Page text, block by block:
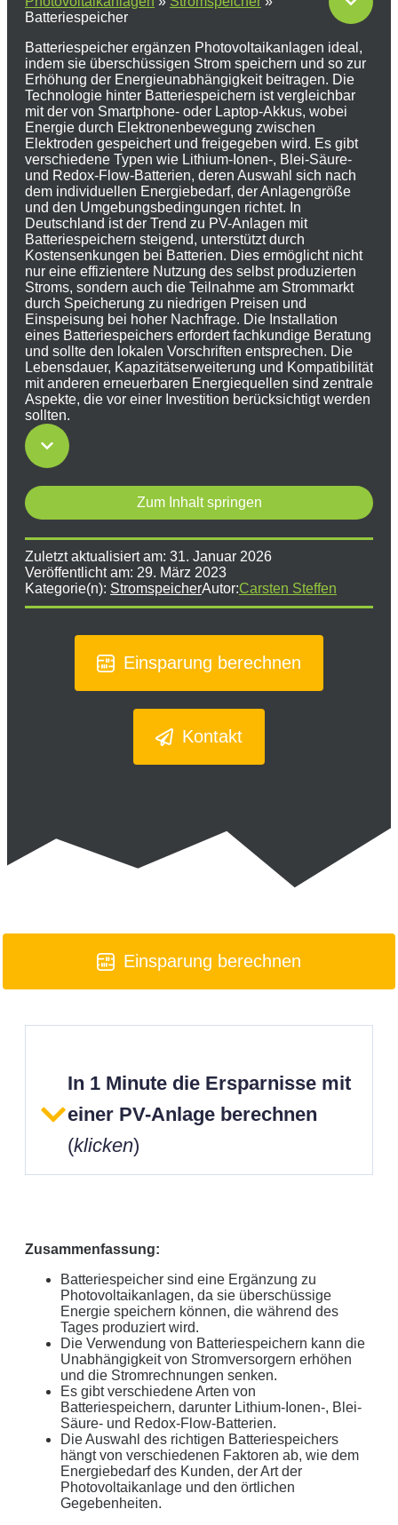
Batteriespeicher
Batteriespeicher ergänzen Photovoltaikanlagen ideal,
indem sie überschüssigen Strom speichern und so zur
Erhöhung der Energieunabhängigkeit beitragen. Die
Technologie hinter Batteriespeichern ist vergleichbar
mit der von Smartphone- oder Laptop-Akkus, wobei
Energie durch Elektronenbewegung zwischen
Elektroden gespeichert und freigegeben wird. Es gibt
verschiedene Typen wie Lithium-Ionen-, Blei-Säure-
und Redox-Flow-Batterien, deren Auswahl sich nach
dem individuellen Energiebedarf, der Anlagengröße
und den Umgebungsbedingungen richtet. In
Deutschland ist der Trend zu PV-Anlagen mit
Batteriespeichern steigend, unterstützt durch
Kostensenkungen bei Batterien. Dies ermöglicht nicht
nur eine effizientere Nutzung des selbst produzierten
Stroms, sondern auch die Teilnahme am Strommarkt
durch Speicherung zu niedrigen Preisen und
Einspeisung bei hoher Nachfrage. Die Installation
eines Batteriespeichers erfordert fachkundige Beratung
und sollte den lokalen Vorschriften entsprechen. Die
Lebensdauer, Kapazitätserweiterung und Kompatibilität
mit anderen erneuerbaren Energiequellen sind zentrale
Aspekte, die vor einer Investition berücksichtigt werden
sollten.
Zum Inhalt springen
Zuletzt aktualisiert am: 31. Januar 2026
Veröffentlicht am: 29. März 2023
Kategorie(n): StromspeicherAutor:Carsten Steffen
Einsparung berechnen
Kontakt
Einsparung berechnen
In 1 Minute die Ersparnisse mit
einer PV-Anlage berechnen
(klicken)
Geben Sie hier Ihren jährlichen Stromverbrauch an
Wir empfehlen: kWp Anlage sowie einenkWp
Speicher.
Aktuellen Strompreis anpassen
€/kWh
Hinweis:Dies ist eine Beispielrechnung
Dies ist eine beispielhafte Rechnung mit folgender
Zusammenfassung:
Batteriespeicher sind eine Ergänzung zu
Photovoltaikanlagen, da sie überschüssige
Energie speichern können, die während des
Tages produziert wird.
Die Verwendung von Batteriespeichern kann die
Unabhängigkeit von Stromversorgern erhöhen
und die Stromrechnungen senken.
Es gibt verschiedene Arten von
Batteriespeichern, darunter Lithium-Ionen-, Blei-
Säure- und Redox-Flow-Batterien.
Die Auswahl des richtigen Batteriespeichers
hängt von verschiedenen Faktoren ab, wie dem
Energiebedarf des Kunden, der Art der
Photovoltaikanlage und den örtlichen
Gegebenheiten.